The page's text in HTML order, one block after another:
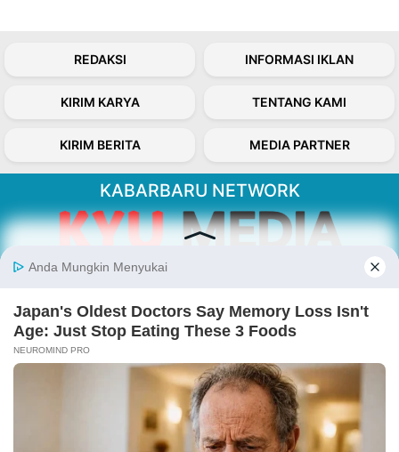
REDAKSI INFORMASI IKLAN
KIRIM KARYA TENTANG KAMI
KIRIM BERITA MEDIA PARTNER
KABARBARU NETWORK
Kabarbaru.co menyajikan berita aktual dan
inspiratif dari sudut pandang berbaik sangka
Follow Kabarbaru